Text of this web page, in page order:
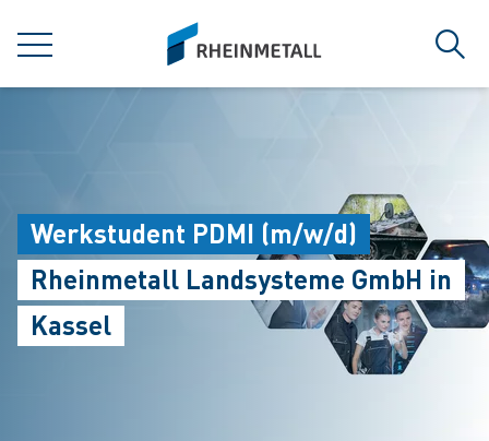
MENU
siteLogo
Werkstudent PDMI (m/w/d)
Rheinmetall Landsysteme GmbH in
Kassel